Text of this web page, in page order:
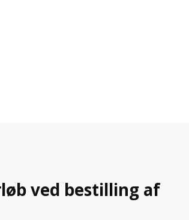
ved bestilling af